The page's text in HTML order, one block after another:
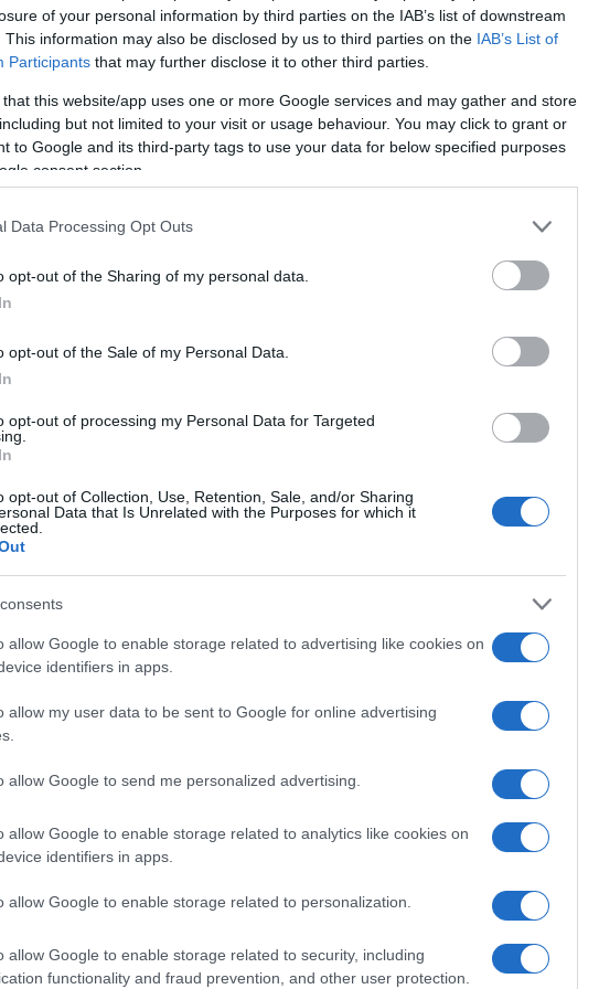
of your personal information by third parties on the IAB’s list of downstream
This information may also be disclosed by us to third parties on the IAB’s List of
Participants that may further disclose it to other third parties.
that this website/app uses one or more Google services and may gather and store
but not limited to your visit or usage behaviour. You may click to grant or
to Google and its third-party tags to use your data for below specified purposes
consent section.
Data Processing Opt Outs
opt-out of the Sharing of my personal data.
opt-out of the Sale of my Personal Data.
opt-out of processing my Personal Data for Targeted
opt-out of Collection, Use, Retention, Sale, and/or Sharing
Data that Is Unrelated with the Purposes for which it
allow Google to enable storage related to advertising like cookies on
identifiers in apps.
allow my user data to be sent to Google for online advertising
allow Google to send me personalized advertising.
allow Google to enable storage related to analytics like cookies on
identifiers in apps.
allow Google to enable storage related to personalization.
allow Google to enable storage related to security, including
functionality and fraud prevention, and other user protection.
Ακολουθήστε τοΠΤΗΣΗστοGoogle News
και μάθετε πρώτοι όλες τις ειδήσεις.
που δημοσιεύονται στο flight.com.gr εκφράζουν τους συντάκτες τους
απαραίτητα τον ιστότοπο. Απαγορεύεται η αναδημοσίευση χωρίς γραπτή
Σε αντίθετη περίπτωση θα λαμβάνονται νομικά μέτρα. Ο ιστότοπος
το δικαίωμα ελέγχου των σχολίων, τα οποία εκφράζουν μόνο το
τους.